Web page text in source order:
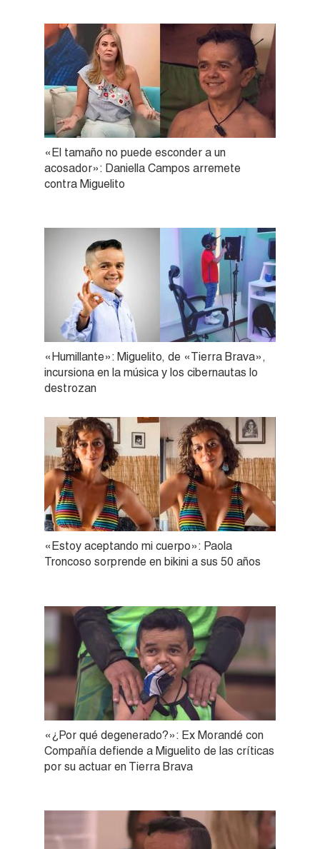
«El tamaño no puede esconder a un
acosador»: Daniella Campos arremete
contra Miguelito
«Humillante»: Miguelito, de «Tierra Brava»,
incursiona en la música y los cibernautas lo
destrozan
«Estoy aceptando mi cuerpo»: Paola
Troncoso sorprende en bikini a sus 50 años
«¿Por qué degenerado?»: Ex Morandé con
Compañía defiende a Miguelito de las críticas
por su actuar en Tierra Brava